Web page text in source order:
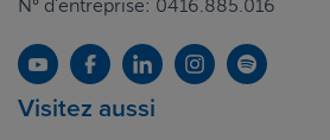
N° d'entreprise: 0416.885.016
Visitez aussi